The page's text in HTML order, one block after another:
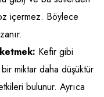
içermez. Böylece
Kefir gibi
miktar daha düşüktür
bulunur. Ayrıca